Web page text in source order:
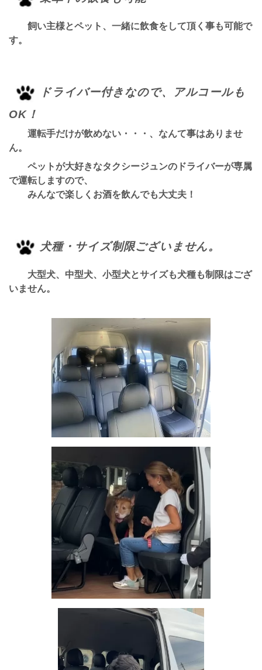
飼い主様とペット、一緒に飲食をして頂く事も可能で
す。
ドライバー付きなので、アルコールも
OK！
運転手だけが飲めない・・・、なんて事はありませ
ん。
ペットが大好きなタクシージュンのドライバーが専属
で運転しますので、
みんなで楽しくお酒を飲んでも大丈夫！
犬種・サイズ制限ございません。
大型犬、中型犬、小型犬とサイズも犬種も制限はござ
いません。